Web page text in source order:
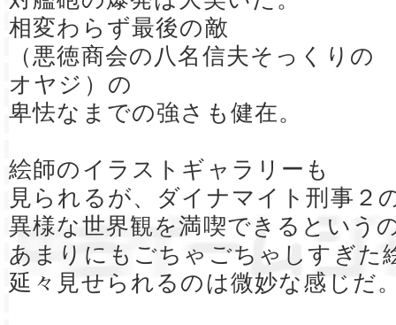
相変わらず最後の敵
（悪徳商会の八名信夫そっくりの
オヤジ）の
卑怯なまでの強さも健在。
絵師のイラストギャラリーも
見られるが、ダイナマイト刑事２
異様な世界観を満喫できるという
あまりにもごちゃごちゃしすぎた
延々見せられるのは微妙な感じだ